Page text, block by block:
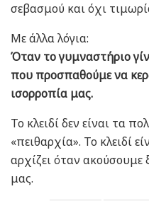
σεβασμού και όχι
Με άλλα λόγια:
Όταν το γυμναστήριο
που προσπαθούμε να
ισορροπία μας.
Το κλειδί δεν είναι τα
«πειθαρχία». Το κλειδί
αρχίζει όταν
μας.